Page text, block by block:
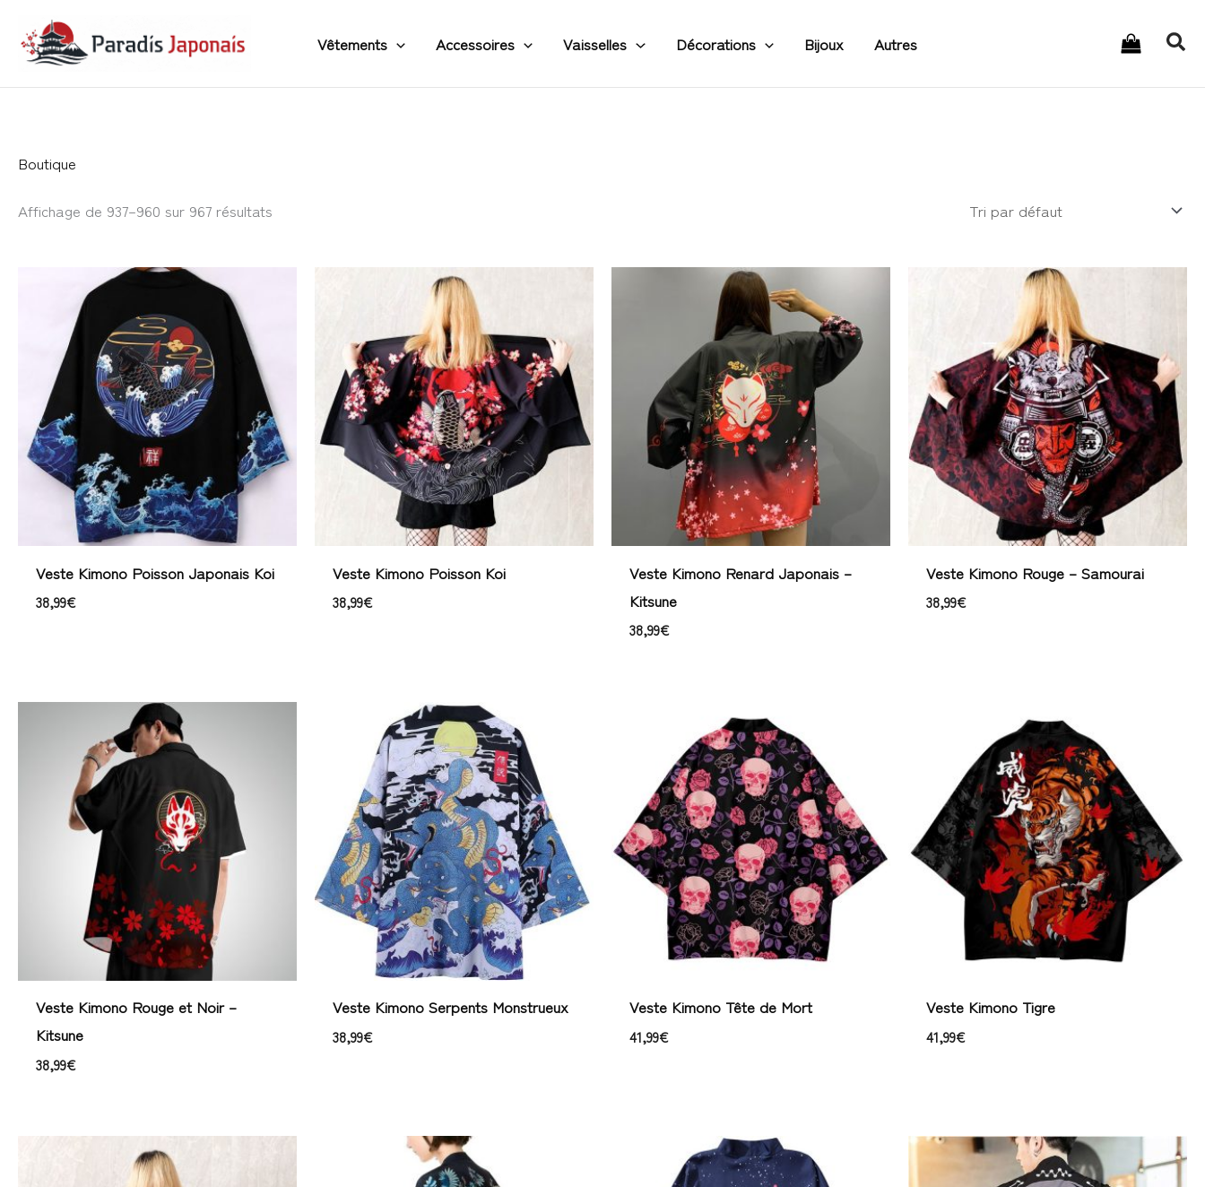
contenu
Vêtements Accessoires Vaisselles Décorations Bijoux Autres
Boutique
Affichage de 937–960 sur 967 résultats
Veste Kimono Poisson Japonais Koi
38,99€
Veste Kimono Poisson Koi
38,99€
Veste Kimono Renard Japonais –
Kitsune
38,99€
Veste Kimono Rouge – Samourai
38,99€
Veste Kimono Rouge et Noir –
Kitsune
38,99€
Veste Kimono Serpents Monstrueux
38,99€
Veste Kimono Tête de Mort
41,99€
Veste Kimono Tigre
41,99€